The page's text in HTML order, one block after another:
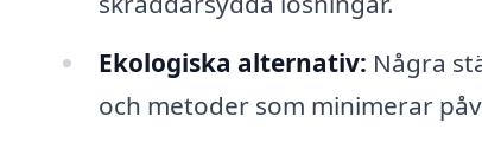
Ekologiska alternativ: Några
och metoder som minimerar